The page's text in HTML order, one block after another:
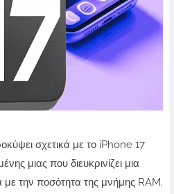
σχετικά με το iPhone 17
μιας που διευκρινίζει μια
την ποσότητα της μνήμης RAM.